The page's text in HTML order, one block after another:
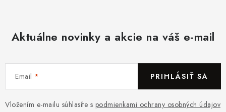
Aktuálne novinky a akcie na váš e-mail
Email
Vložením e-mailu súhlasíte s podmienkami ochrany osobných údajov
PRIHLÁSIŤ SA